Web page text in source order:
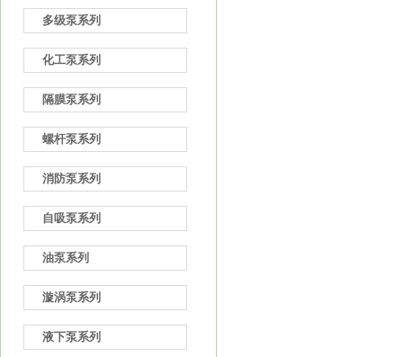
多级泵系列
化工泵系列
隔膜泵系列
螺杆泵系列
消防泵系列
自吸泵系列
油泵系列
漩涡泵系列
液下泵系列